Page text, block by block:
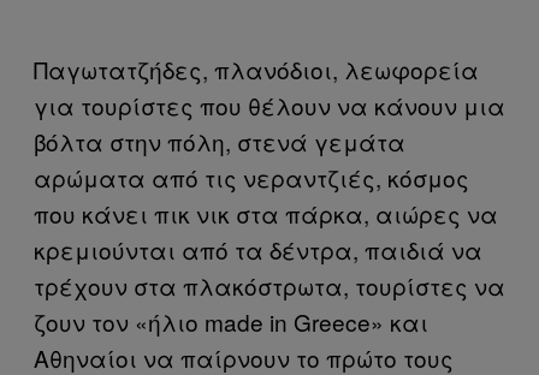
Παγωτατζήδες, πλανόδιοι, λεωφορεία
για τουρίστες που θέλουν να κάνουν μια
βόλτα στην πόλη, στενά γεμάτα
αρώματα από τις νεραντζιές, κόσμος
που κάνει πικ νικ στα πάρκα, αιώρες να
κρεμιούνται από τα δέντρα, παιδιά να
τρέχουν στα πλακόστρωτα, τουρίστες να
ζουν τον «ήλιο made in Greece» και
Αθηναίοι να παίρνουν το πρώτο τους